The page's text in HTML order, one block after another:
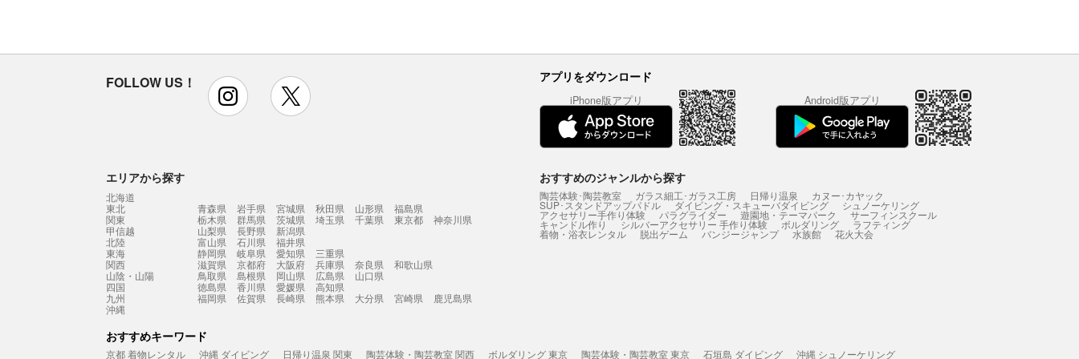
FOLLOW US！ instagram アプリをダウンロード
iPhone版アプリ Android版アプリ
エリアから探す
北海道
東北
青森県 岩手県 宮城県 秋田県 山形県
福島県
関東
栃木県 群馬県 茨城県 埼玉県 千葉県 東京都
神奈川県
甲信越
山梨県 長野県
新潟県
北陸
富山県 石川県
福井県
東海
静岡県 岐阜県 愛知県
三重県
関西
滋賀県 京都府 大阪府 兵庫県 奈良県
和歌山県
山陰・山陽
鳥取県 島根県 岡山県 広島県
山口県
四国
徳島県 香川県 愛媛県
高知県
九州
福岡県 佐賀県 長崎県 熊本県 大分県 宮崎県
鹿児島県
沖縄
おすすめのジャンルから探す
陶芸体験･陶芸教室 ガラス細工･ガラス工房 日帰り温泉 カヌー･カヤック
SUP･スタンドアップパドル ダイビング・スキューバダイビング シュノーケリング
アクセサリー手作り体験 パラグライダー 遊園地・テーマパーク サーフィンスクール
キャンドル作り シルバーアクセサリー 手作り体験 ボルダリング ラフティング
着物・浴衣レンタル 脱出ゲーム バンジージャンプ 水族館 花火大会
おすすめキーワード
京都 着物レンタル 沖縄 ダイビング 日帰り温泉 関東 陶芸体験・陶芸教室 関西 ボルダリング 東京 陶芸体験・陶芸教室 東京 石垣島 ダイビング 沖縄 シュノーケリング